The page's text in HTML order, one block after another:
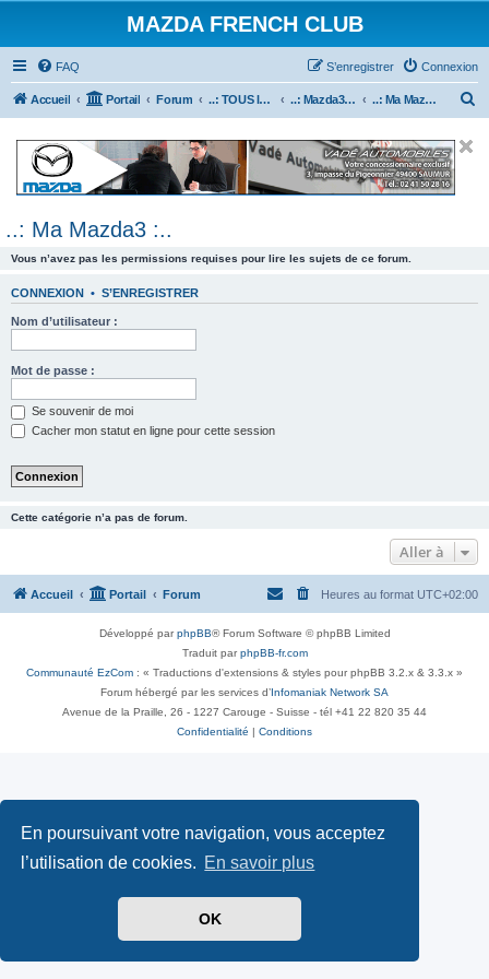
En poursuivant votre navigation, vous acceptez
l’utilisation de cookies. En savoir plus
OK
MAZDA FRENCH CLUB
FAQ Connexion
S’enregistrer
Accueil Portail Forum ..: TOUS les Véhicules MAZDA :.. ..: Mazda3 :.. ..: Ma Mazda3 :..
e
..: Ma Mazda3 :..
Vous n’avez pas les permissions requises pour lire les sujets de ce forum.
CONNEXION • S’ENREGISTRER
Nom d’utilisateur :
Mot de passe :
Se souvenir de moi
Cacher mon statut en ligne pour cette session
Cette catégorie n’a pas de forum.
Aller à
Accueil Portail Forum Heures au format UTC+02:00
Développé parphpBB® Forum Software © phpBB Limited
Traduit parphpBB-fr.com
Communauté EzCom : « Traductions d'extensions & styles pour phpBB 3.2.x & 3.3.x »
Forum hébergé par les services d’ Infomaniak Network SA
Avenue de la Praille, 26 - 1227 Carouge - Suisse - tél +41 22 820 35 44
Confidentialité
Conditions